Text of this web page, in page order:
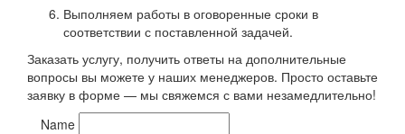
Выполняем работы в оговоренные сроки в
соответствии с поставленной задачей.
Заказать услугу, получить ответы на дополнительные
вопросы вы можете у наших менеджеров. Просто оставьте
заявку в форме — мы свяжемся с вами незамедлительно!
Name